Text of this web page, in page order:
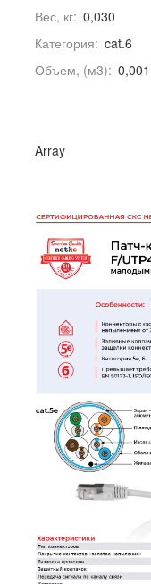
Вес, кг: 0,030
Категория: cat.6
Объем, (м3): 0,001
Array